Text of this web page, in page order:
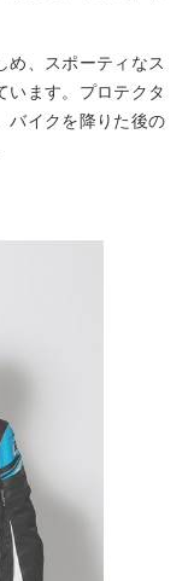
め、スポーティなス
います。プロテクタ
バイクを降りた後の